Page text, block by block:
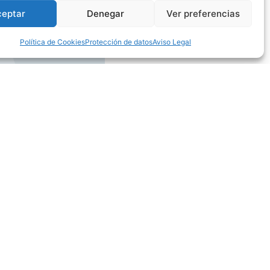
Denegar Ver preferencias
Política de CookiesProtección de datosAviso Legal